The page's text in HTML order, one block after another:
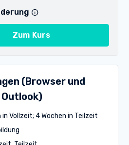
Zum Kurs
(Browser und
in Vollzeit; 4 Wochen in Teilzeit